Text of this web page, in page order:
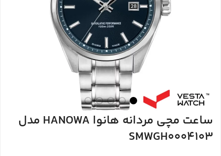
ساعت مچی مردانه هانوا HANOWA مدل
SMWGH0004103